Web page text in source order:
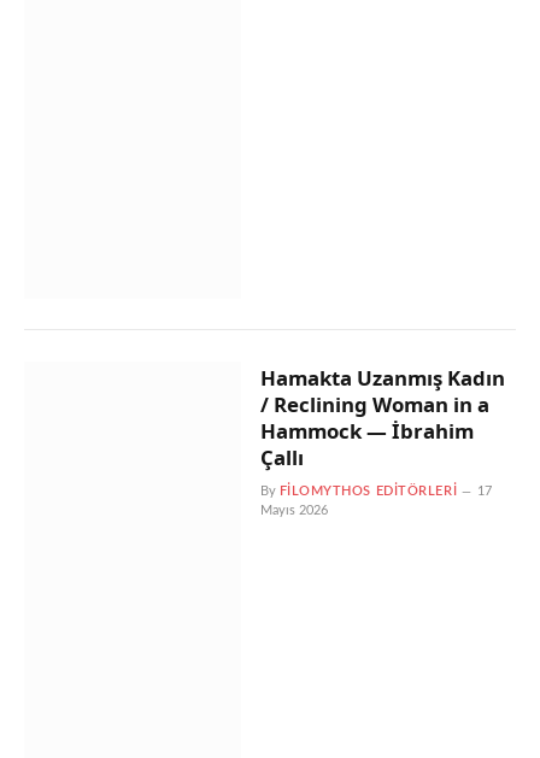
Hamakta Uzanmış Kadın
/ Reclining Woman in a
Hammock — İbrahim
Çallı
By FILOMYTHOS EDITÖRLERI
17
Mayıs 2026